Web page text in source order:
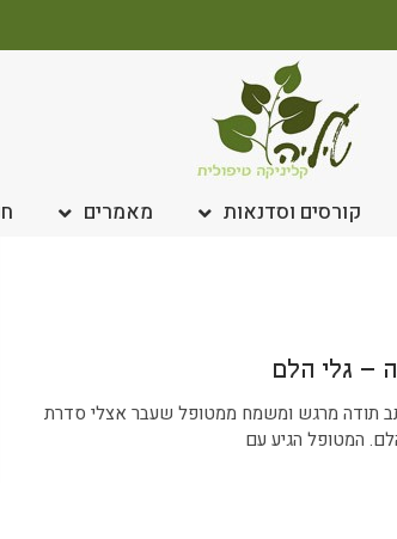
קורסים וסדנאות מאמרים
– גלי הלם
תודה מרגש ומשמח ממטופל שעבר אצלי סדרת
המטופל הגיע עם